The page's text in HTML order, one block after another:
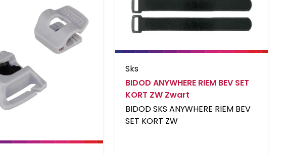
Sks
BIDOD ANYWHERE RIEM BEV SET
KORT ZW Zwart
BIDOD SKS ANYWHERE RIEM BEV
SET KORT ZW